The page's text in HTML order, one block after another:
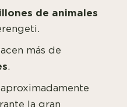
de animales
más de
.
la gran